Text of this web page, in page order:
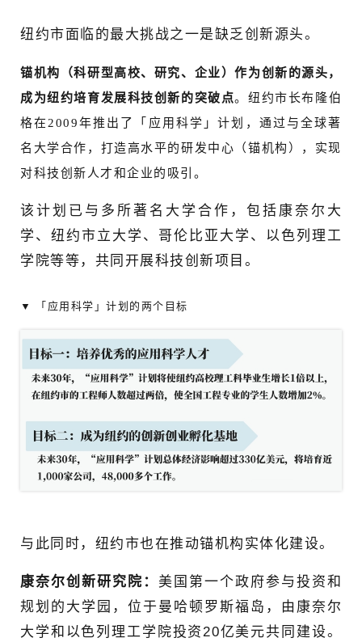
纽约市面临的最大挑战之一是缺乏创新源头。
锚机构（科研型高校、研究、企业）作为创新的源头，
成为纽约培育发展科技创新的突破点。纽约市长布隆伯
格在2009年推出了「应用科学」计划，通过与全球著
名大学合作，打造高水平的研发中心（锚机构），实现
对科技创新人才和企业的吸引。
该计划已与多所著名大学合作，包括康奈尔大
学、纽约市立大学、哥伦比亚大学、以色列理工
学院等等，共同开展科技创新项目。
▼ 「应用科学」计划的两个目标
与此同时，纽约市也在推动锚机构实体化建设。
康奈尔创新研究院： 美国第一个政府参与投资和
规划的大学园，位于曼哈顿罗斯福岛，由康奈尔
大学和以色列理工学院投资20亿美元共同建设。